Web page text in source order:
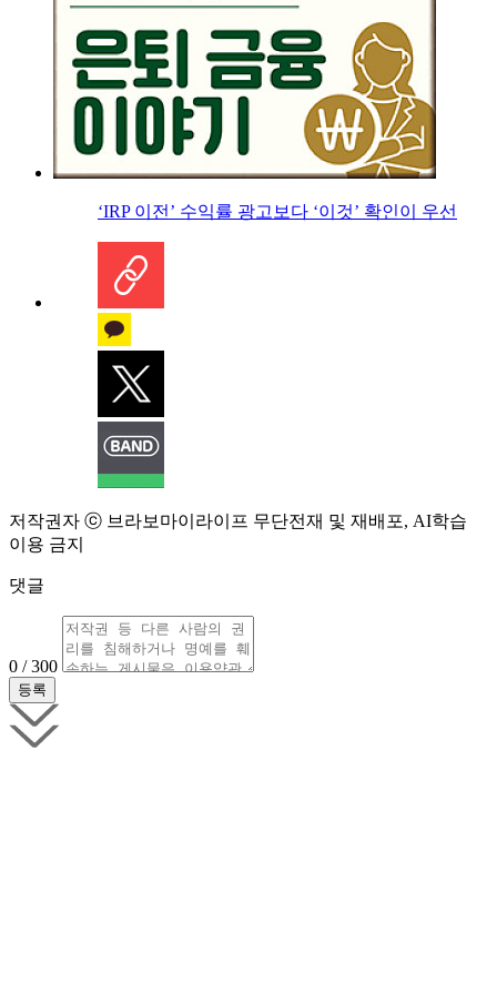
‘IRP 이전’ 수익률 광고보다 ‘이것’ 확인이 우선
저작권자 ⓒ 브라보마이라이프 무단전재 및 재배포, AI학습
이용 금지
댓글
0 / 300